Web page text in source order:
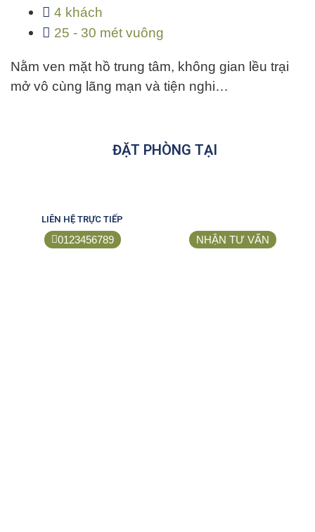
4 khách
25 - 30 mét vuông
Nằm ven mặt hồ trung tâm, không gian lều trại
mở vô cùng lãng mạn và tiện nghi…
ĐẶT PHÒNG TẠI
LIÊN HỆ TRỰC TIẾP
0123456789 NHẬN TƯ VẤN